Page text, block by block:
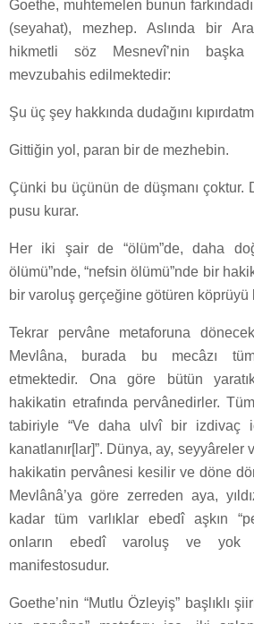
Goethe, muhtemelen bunun
(seyahat), mezhep. Aslında bir
hikmetli söz Mesnevî’nin
mevzubahis edilmektedir:
Şu üç şey hakkında dudağını
Gittiğin yol, paran bir de mezhebin.
Çünki bu üçünün de düşmanı çoktur.
pusu kurar.
Her iki şair de “ölüm”de, daha
ölümü”nde, “nefsin ölümü”nde bir
bir varoluş gerçeğine götüren köprüyü
Tekrar pervâne metaforuna
Mevlâna, burada bu mecâzı
etmektedir. Ona göre bütün
hakikatin etrafında pervânedirler.
tabiriyle “Ve daha ulvî bir izdivaç
kanatlanır[lar]”. Dünya, ay, seyyâreler
hakikatin pervânesi kesilir ve döne
Mevlânâ’ya göre zerreden aya,
kadar tüm varlıklar ebedî aşkın
onların ebedî varoluş ve yok
manifestosudur.
Goethe’nin “Mutlu Özleyiş” başlıklı